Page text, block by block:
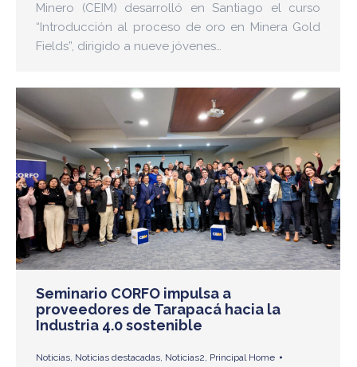
Minero (CEIM) desarrolló en Santiago el curso
“Introducción al proceso de oro en Minera Gold
Fields”, dirigido a nueve jóvenes…
Seminario CORFO impulsa a
proveedores de Tarapacá hacia la
Industria 4.0 sostenible
Noticias, Noticias destacadas, Noticias2, Principal Home